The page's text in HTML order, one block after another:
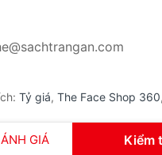
GIÁ Kiểm
Tỷ giá, The Face Shop 360,
–SachTrangAn.com-